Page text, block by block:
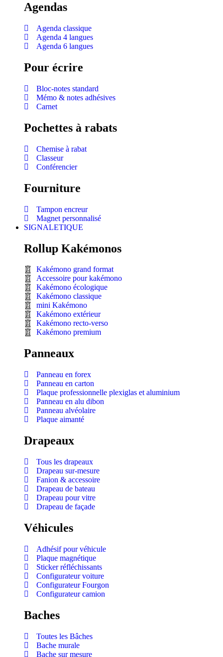
Agendas
Agenda classique
Agenda 4 langues
Agenda 6 langues
Pour écrire
Bloc-notes standard
Mémo & notes adhésives
Carnet
Pochettes à rabats
Chemise à rabat
Classeur
Conférencier
Fourniture
Tampon encreur
Magnet personnalisé
SIGNALETIQUE
Rollup Kakémonos
Kakémono grand format
Accessoire pour kakémono
Kakémono écologique
Kakémono classique
mini Kakémono
Kakémono extérieur
Kakémono recto-verso
Kakémono premium
Panneaux
Panneau en forex
Panneau en carton
Plaque professionnelle plexiglas et aluminium
Panneau en alu dibon
Panneau alvéolaire
Plaque aimanté
Drapeaux
Tous les drapeaux
Drapeau sur-mesure
Fanion & accessoire
Drapeau de bateau
Drapeau pour vitre
Drapeau de façade
Véhicules
Adhésif pour véhicule
Plaque magnétique
Sticker réfléchissants
Configurateur voiture
Configurateur Fourgon
Configurateur camion
Baches
Toutes les Bâches
Bache murale
Bache sur mesure